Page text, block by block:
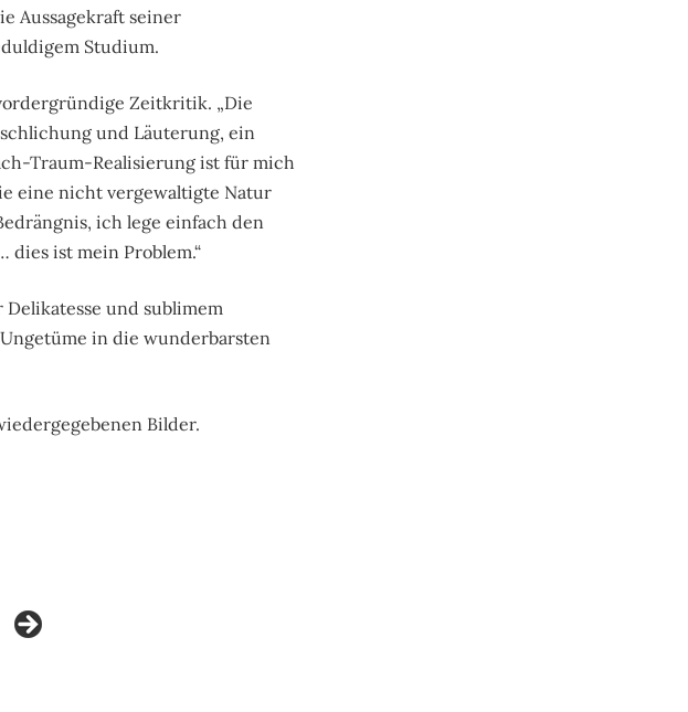
Aussagekraft seiner
Studium.
Zeitkritik. „Die
und Läuterung, ein
Traum-Realisierung ist für mich
eine nicht vergewaltigte Natur
ich lege einfach den
dies ist mein Problem.“
und sublimem
in die wunderbarsten
Bilder.